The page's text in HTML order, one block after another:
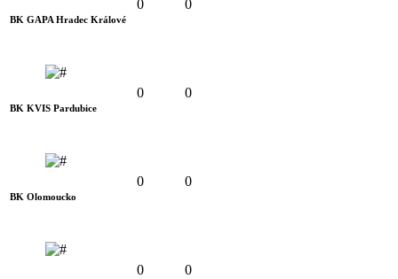
BK GAPA Hradec Králové
0 0
BK KVIS Pardubice
0 0
BK Olomoucko
0 0
0 0